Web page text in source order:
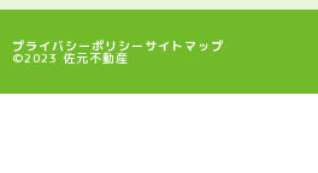
プライバシーポリシー サイトマップ
©2023 佐元不動産